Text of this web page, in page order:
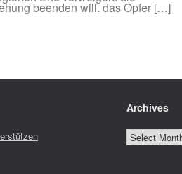
beenden will. das Opfer […]
Archives
Archives